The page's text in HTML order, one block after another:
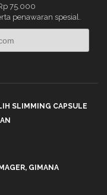
75.000
penawaran spesial.
SLIMMING CAPSULE
GIMANA